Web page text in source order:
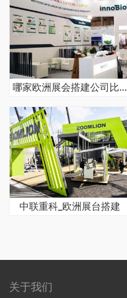
哪家欧洲展会搭建公司比较好
中联重科_欧洲展台搭建
关于我们